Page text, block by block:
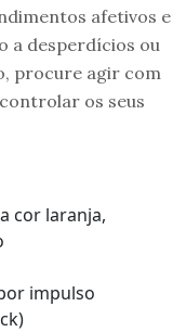
afetivos e
a desperdícios ou
procure agir com
os seus
impulso